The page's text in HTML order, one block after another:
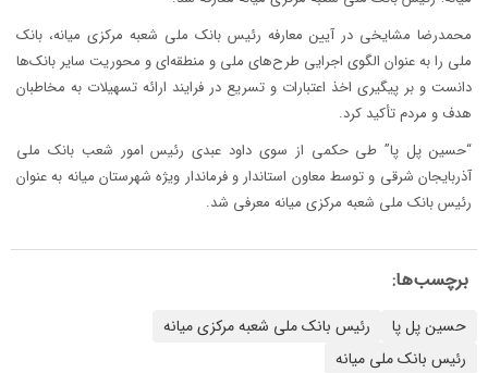
محمدرضا مشایخی در آیین معارفه رئیس بانک ملی شعبه مرکزی میانه، بانک
ملی را به عنوان الگوی اجرایی طرح‌های ملی و منطقه‌ای و محوریت سایر بانک‌ها
دانست و بر پیگیری اخذ اعتبارات و تسریع در فرایند ارائه تسهیلات به مخاطبان
هدف و مردم تأکید کرد.
“حسین پل پا” طی حکمی از سوی داود عبدی رئیس امور شعب بانک ملی
آذربایجان شرقی و توسط معاون استاندار و فرماندار ویژه شهرستان میانه به عنوان
رئیس بانک ملی شعبه مرکزی میانه معرفی شد.
برچسب‌ها:
حسین پل پا
رئیس بانک ملی شعبه مرکزی میانه
رئیس بانک ملی میانه